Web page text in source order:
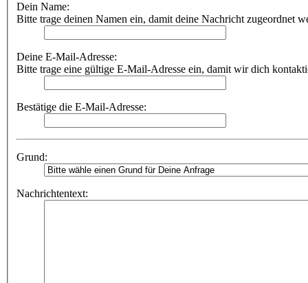
Dein Name:
Bitte trage deinen Namen ein, damit deine Nachricht zugeordnet
Deine E-Mail-Adresse:
Bitte trage eine gültige E-Mail-Adresse ein, damit wir dich
Bestätige die E-Mail-Adresse:
Grund:
Nachrichtentext: